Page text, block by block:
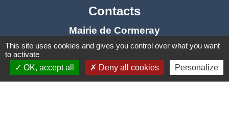
Contacts
Mairie de Cormeray
1, RUE DE LA BUISSONNIERE
41120 Cormeray - FRANCE
+33 2 54 44 26 19
This site uses cookies and gives you control over what you want
to activate
OK, accept all
Deny all cookies Personalize